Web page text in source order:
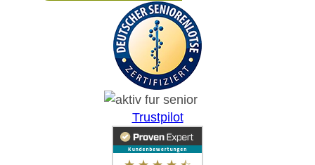
Trustpilot